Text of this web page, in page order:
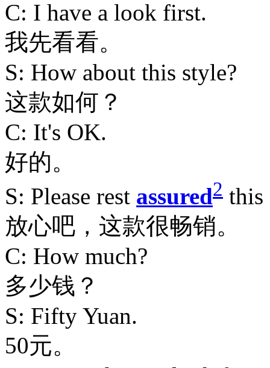
C: I have a look first.
我先看看。
S: How about this style?
这款如何？
C: It's OK.
好的。
S: Please rest assured2 this
放心吧，这款很畅销。
C: How much?
多少钱？
S: Fifty Yuan.
50元。